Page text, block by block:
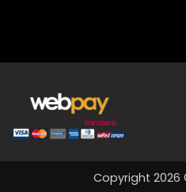
Copyright 2026